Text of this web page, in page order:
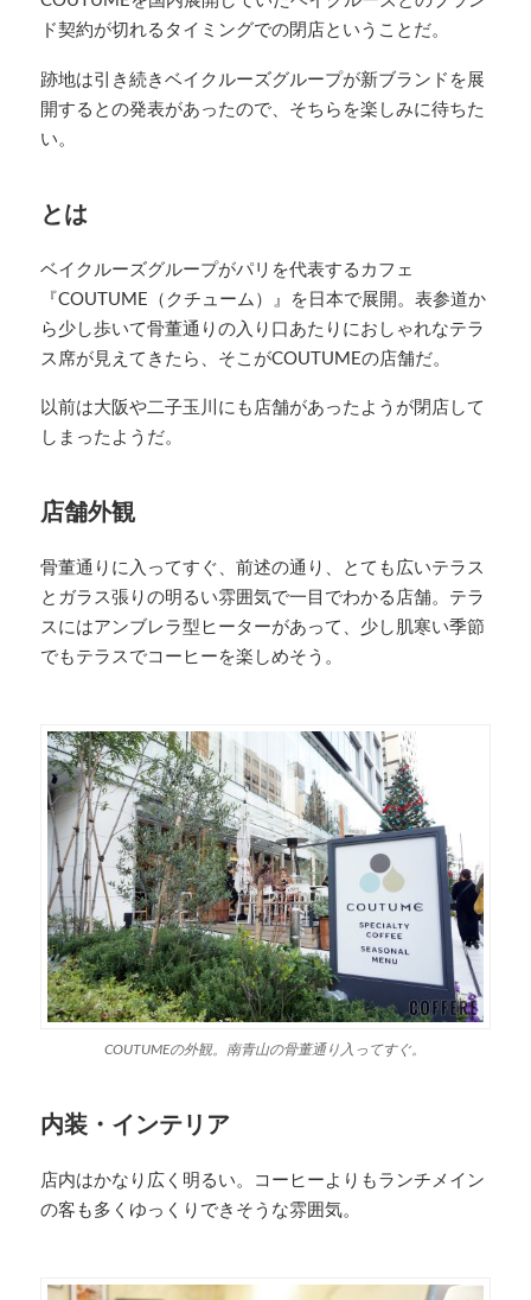
ド契約が切れるタイミングでの閉店ということだ。
跡地は引き続きベイクルーズグループが新ブランドを展
開するとの発表があったので、そちらを楽しみに待ちた
い。
とは
ベイクルーズグループがパリを代表するカフェ
『COUTUME（クチューム）』を日本で展開。表参道か
ら少し歩いて骨董通りの入り口あたりにおしゃれなテラ
ス席が見えてきたら、そこがCOUTUMEの店舗だ。
以前は大阪や二子玉川にも店舗があったようが閉店して
しまったようだ。
店舗外観
骨董通りに入ってすぐ、前述の通り、とても広いテラス
とガラス張りの明るい雰囲気で一目でわかる店舗。テラ
スにはアンブレラ型ヒーターがあって、少し肌寒い季節
でもテラスでコーヒーを楽しめそう。
COUTUMEの外観。南青山の骨董通り入ってすぐ。
内装・インテリア
店内はかなり広く明るい。コーヒーよりもランチメイン
の客も多くゆっくりできそうな雰囲気。